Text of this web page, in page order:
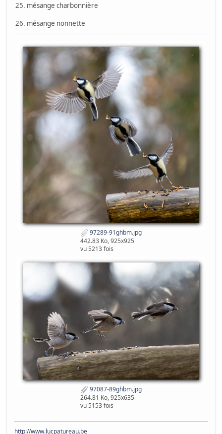
25. mésange charbonnière
26. mésange nonnette
97289-91ghbm.jpg
442.83 Ko, 925x925
vu 5213 fois
97087-89ghbm.jpg
264.81 Ko, 925x635
vu 5153 fois
http://www.lucpatureau.be